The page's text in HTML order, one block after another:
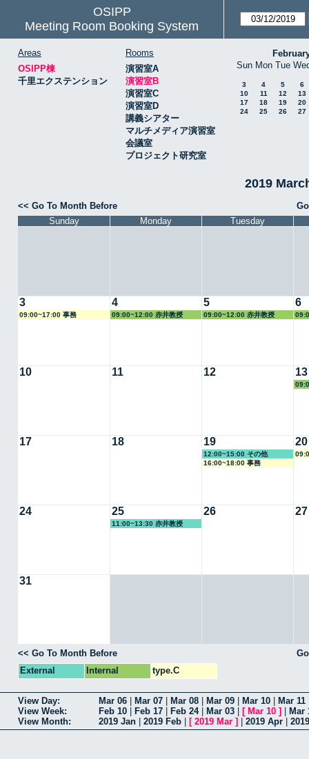
OSIPP
Meeting Room Booking System
Areas
OSIPP棟
千里エクステンション
Rooms
演習室A
演習室B
演習室C
演習室D
講義シアター
マルチメディア演習室
会議室
プロジェクト研究室
Sun Mon Tue
3 4 5
6
10
11 12
13
17
18 19
20
24
25 26 27
2019
<< Go To Month Before
Sunday
Monday Tuesday
3
09:00~17:00 事務
4
09:00~12:00 赤井教授
5
09:00~12:00 赤井教授
6
10 11 12 13
17 18 19
12:00~15:00 その他
16:00~18:00 事務
20
24 25
11:00~13:30 赤井教授
26 27
31
<< Go To Month Before
External
Internal type.C
View Day: Mar 06 Mar 07 Mar 08 Mar 09 Mar 10 Mar 11
View Week:
Feb 10 Feb 17 Feb 24| Mar 03 [ Mar 10 ]
Mar
View Month:
2019 Jan 2019 Feb [ 2019 Mar ] 2019 Apr